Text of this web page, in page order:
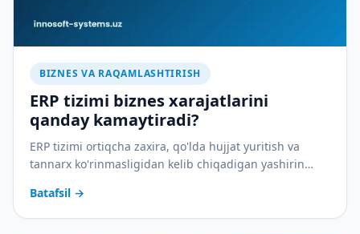
BIZNES VA RAQAMLASHTIRISH
ERP tizimi biznes xarajatlarini
qanday kamaytiradi?
ERP tizimi ortiqcha zaxira, qo'lda hujjat yuritish va
tannarx ko'rinmasligidan kelib chiqadigan yashirin
Batafsil →